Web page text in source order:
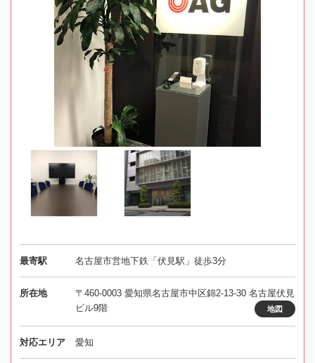
最寄駅 名古屋市営地下鉄「伏見駅」徒歩3分
所在地
〒460-0003 愛知県名古屋市中区錦2-13-30 名古屋伏見
ビル9階
地図
対応エリア 愛知